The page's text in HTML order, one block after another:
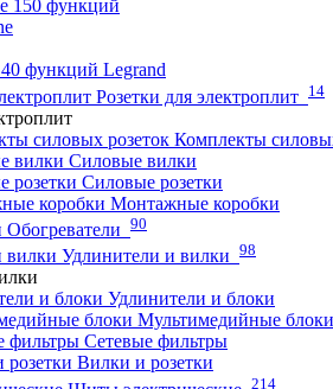
150 функций
функций Legrand
Розетки для электроплит 14
Комплекты
Силовые вилки
Силовые розетки
Монтажные коробки
Обогреватели 90
Удлинители и вилки 98
Удлинители и блоки
Мультимедийные блоки
Сетевые фильтры
Вилки и розетки
214